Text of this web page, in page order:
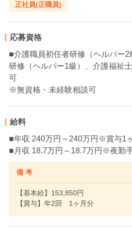
正社員(正職員)
応募資格
■介護職員初任者研修（ヘルパー
研修（ヘルパー1級）、介護福祉
可
※無資格・未経験相談可
給料
■年収 240万円～240万円※賞与1
■月収 18.7万円～18.7万円※夜勤
備 考
【基本給】153,850円
【賞与】年2回 1ヶ月分